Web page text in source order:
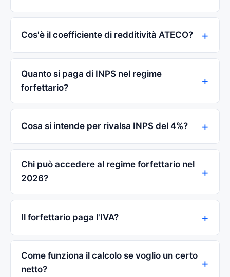
Cos'è il coefficiente di redditività ATECO?
Quanto si paga di INPS nel regime
forfettario?
Cosa si intende per rivalsa INPS del 4%?
Chi può accedere al regime forfettario nel
2026?
Il forfettario paga l'IVA?
Come funziona il calcolo se voglio un certo
netto?